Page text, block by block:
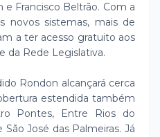
e Francisco Beltrão. Com a
novos sistemas, mais de
a ter acesso gratuito aos
da Rede Legislativa.
Rondon alcançará cerca
estendida também
Pontes, Entre Rios do
José das Palmeiras. Já